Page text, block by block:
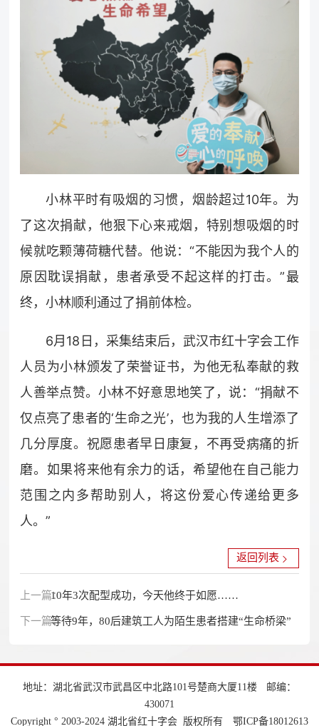
小林平时有吸烟的习惯，烟龄超过10年。为
了这次捐献，他狠下心来戒烟，特别想吸烟的时
候就吃颗薄荷糖代替。他说：“不能因为我个人的
原因耽误捐献，患者承受不起这样的打击。”最
终，小林顺利通过了捐前体检。
6月18日，采集结束后，武汉市红十字会工作
人员为小林颁发了荣誉证书，为他无私奉献的救
人善举点赞。小林不好意思地笑了，说：“捐献不
仅点亮了患者的‘生命之光’，也为我的人生增添了
几分厚度。祝愿患者早日康复，不再受病痛的折
磨。如果将来他有余力的话，希望他在自己能力
范围之内多帮助别人，将这份爱心传递给更多
人。”
上一篇：10年3次配型成功，今天他终于如愿……
下一篇：等待9年，80后建筑工人为陌生患者搭建“生命桥梁”
返回列表
地址：湖北省武汉市武昌区中北路101号楚商大厦11楼
邮编：
430071
Copyright ° 2003-2024 湖北省红十字会 版权所有
鄂ICP备18012613